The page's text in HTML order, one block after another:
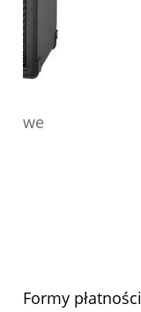
Formy płatności